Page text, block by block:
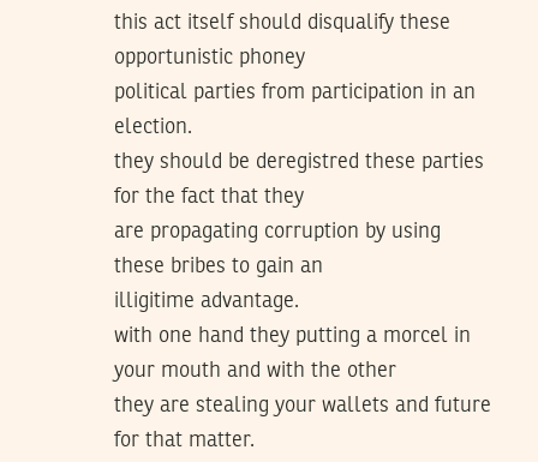
this act itself should disqualify these
opportunistic phoney
political parties from participation in an
election.
they should be deregistred these parties
for the fact that they
are propagating corruption by using
these bribes to gain an
illigitime advantage.
with one hand they putting a morcel in
your mouth and with the other
they are stealing your wallets and future
for that matter.